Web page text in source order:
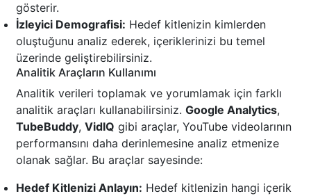
gösterir.
İzleyici Demografisi: Hedef kitlenizin kimlerden
oluştuğunu analiz ederek, içeriklerinizi bu temel
üzerinde geliştirebilirsiniz.
Analitik Araçların Kullanımı
Analitik verileri toplamak ve yorumlamak için farklı
analitik araçları kullanabilirsiniz. Google Analytics,
TubeBuddy, VidIQ gibi araçlar, YouTube videolarının
performansını daha derinlemesine analiz etmenize
olanak sağlar. Bu araçlar sayesinde:
Hedef Kitlenizi Anlayın: Hedef kitlenizin hangi içerik